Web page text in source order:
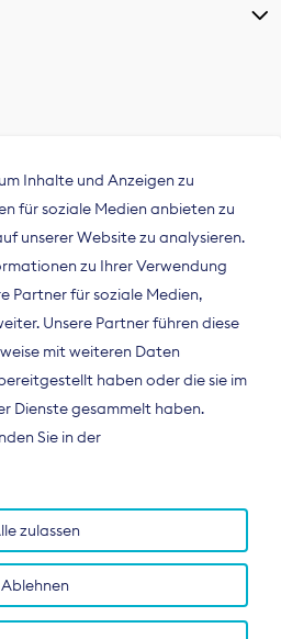
und
vertritt als
Interessen der
Ebene.
Inhalte und Anzeigen zu
für soziale Medien anbieten zu
unserer Website zu analysieren.
zu Ihrer Verwendung
Partner für soziale Medien,
Unsere Partner führen diese
mit weiteren Daten
haben oder die sie im
Dienste gesammelt haben.
Sie in der
Ablehnen
zulassen